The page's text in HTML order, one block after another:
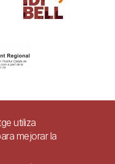
utiliza
mejorar la